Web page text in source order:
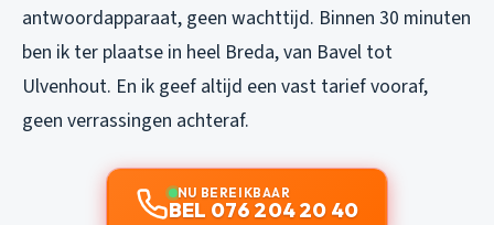
antwoordapparaat, geen wachttijd. Binnen 30 minuten
ben ik ter plaatse in heel Breda, van Bavel tot
Ulvenhout. En ik geef altijd een vast tarief vooraf,
geen verrassingen achteraf.
NU BEREIKBAAR
BEL 076 204 20 40